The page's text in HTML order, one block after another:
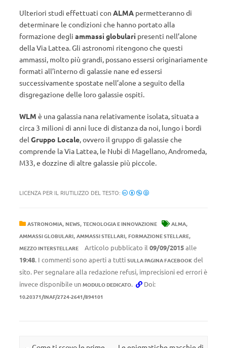
Ulteriori studi effettuati con ALMA permetteranno di
determinare le condizioni che hanno portato alla
formazione degli ammassi globulari presenti nell’alone
della Via Lattea. Gli astronomi ritengono che questi
ammassi, molto più grandi, possano essersi originariamente
formati all’interno di galassie nane ed essersi
successivamente spostate nell’alone a seguito della
disgregazione delle loro galassie ospiti.
WLM è una galassia nana relativamente isolata, situata a
circa 3 milioni di anni luce di distanza da noi, lungo i bordi
del Gruppo Locale, ovvero il gruppo di galassie che
comprende la Via Lattea, le Nubi di Magellano, Andromeda,
M33, e dozzine di altre galassie più piccole.
LICENZA PER IL RIUTILIZZO DEL TESTO:
ASTRONOMIA, NEWS, TECNOLOGIA E INNOVAZIONE ALMA,
AMMASSI GLOBULARI, AMMASSI STELLARI, FORMAZIONE STELLARE,
MEZZO INTERSTELLARE Articolo pubblicato il 09/09/2015alle
19:48. I commenti sono aperti a tutti SULLA PAGINA FACEBOOK del
sito. Per segnalare alla redazione refusi, imprecisioni ed errori è
invece disponibile un MODULO DEDICATO. Doi:
10.20371/INAF/2724-2641/894101